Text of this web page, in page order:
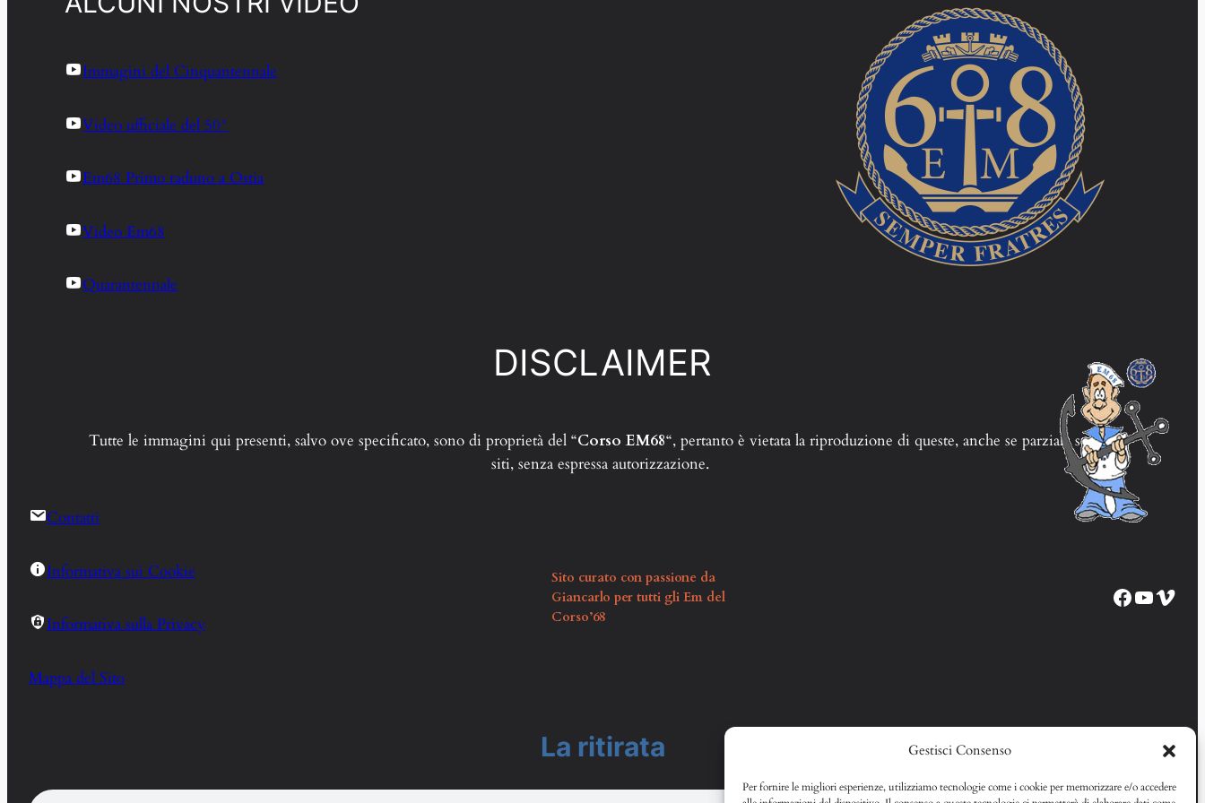
Gestisci Consenso
Per fornire le migliori esperienze, utilizziamo tecnologie come i cookie per memorizzare e/o accedere
Immagini del Cinquantennale
Video ufficiale del 50°
Em68 Primo raduno a Ostia
Video Em68
Quarantennale
DISCLAIMER
Tutte le immagini qui presenti, salvo ove specificato, sono di proprietà del “Corso EM68“, pertanto è vietata la riproduzione di queste, anche se parziale su altri
siti, senza espressa autorizzazione.
Contatti
Informativa sui Cookie
Informativa sulla Privacy
Mappa del Sito
Sito curato con passione da
Giancarlo per tutti gli Em del
Corso’68
Pagina Facebook Corso EM68
Canale YouTube Corso EM68
La ritirata